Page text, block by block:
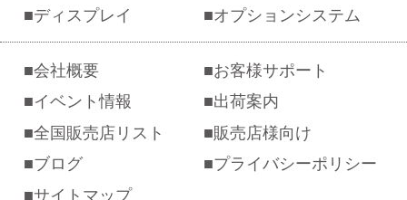
ディスプレイ
オプションシステム
会社概要
お客様サポート
イベント情報
出荷案内
全国販売店リスト
販売店様向け
ブログ
プライバシーポリシー
サイトマップ